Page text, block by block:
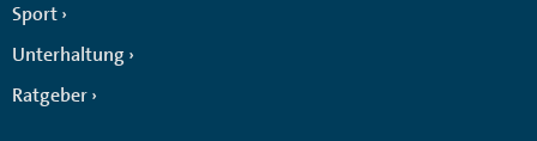
Sport
Unterhaltung
Ratgeber